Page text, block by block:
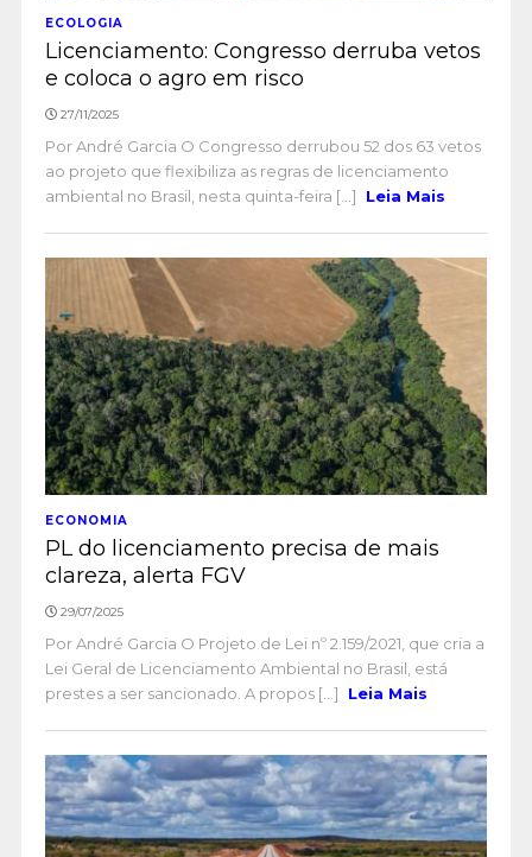
ECOLOGIA
Licenciamento: Congresso derruba vetos
e coloca o agro em risco
27/11/2025
Por André Garcia O Congresso derrubou 52 dos 63 vetos
ao projeto que flexibiliza as regras de licenciamento
ambiental no Brasil, nesta quinta-feira [...]
Leia Mais
ECONOMIA
PL do licenciamento precisa de mais
clareza, alerta FGV
29/07/2025
Por André Garcia O Projeto de Lei nº 2.159/2021, que cria a
Lei Geral de Licenciamento Ambiental no Brasil, está
prestes a ser sancionado. A propos [...]
Leia Mais